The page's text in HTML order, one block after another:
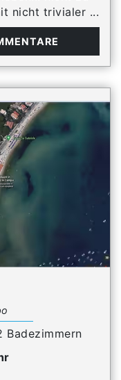
nicht trivialer ...
Badezimmern